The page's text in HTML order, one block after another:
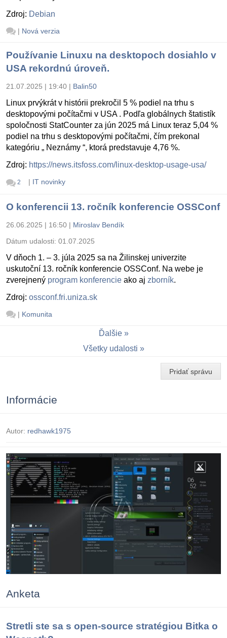
Zdroj: Debian
| Nová verzia
Používanie Linuxu na desktopoch dosiahlo v
USA rekordnú úroveň.
21.07.2025 | 19:40 | Balin50
Linux prvýkrát v histórii prekročil 5 % podiel na trhu s
desktopovými počítačmi v USA . Podľa globálnych štatistík
spoločnosti StatCounter za jún 2025 má Linux teraz 5,04 %
podiel na trhu s desktopovými počítačmi, čím prekonal
kategóriu „ Neznámy “, ktorá predstavuje 4,76 %.
Zdroj: https://news.itsfoss.com/linux-desktop-usage-usa/
2 | IT novinky
O konferencii 13. ročník konferencie OSSConf
26.06.2025 | 16:50 | Miroslav Bendík
Dátum udalosti: 01.07.2025
V dňoch 1. – 3. júla 2025 sa na Žilinskej univerzite
uskutoční 13. ročník konferencie OSSConf. Na webe je
zverejnený program konferencie ako aj zborník.
Zdroj: ossconf.fri.uniza.sk
| Komunita
Ďalšie
Všetky udalosti
Pridať správu
Informácie
Autor: redhawk1975
Anketa
Stretli ste sa s open-source stratégiou Bitka o